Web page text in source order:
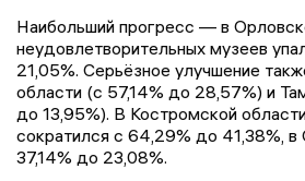
Наибольший прогресс — в
неудовлетворительных музеев
21,05%. Серьёзное улучшение
области (с 57,14% до 28,57%) и
до 13,95%). В Костромской
сократился с 64,29% до 41,38%,
37,14% до 23,08%.